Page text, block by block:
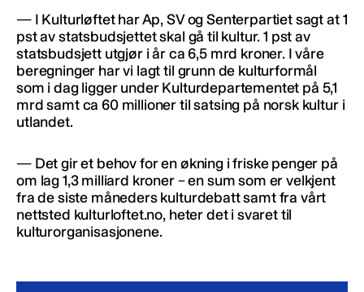
— I Kulturløftet har Ap, SV og Senterpartiet sagt at 1
pst av statsbudsjettet skal gå til kultur. 1 pst av
statsbudsjett utgjør i år ca 6,5 mrd kroner. I våre
beregninger har vi lagt til grunn de kulturformål
som i dag ligger under Kulturdepartementet på 5,1
mrd samt ca 60 millioner til satsing på norsk kultur i
utlandet.
— Det gir et behov for en økning i friske penger på
om lag 1,3 milliard kroner – en sum som er velkjent
fra de siste måneders kulturdebatt samt fra vårt
nettsted kulturloftet.no, heter det i svaret til
kulturorganisasjonene.